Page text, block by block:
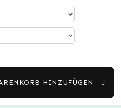
HINZUFÜGEN